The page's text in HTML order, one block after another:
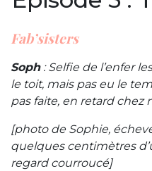
Fab’sisters
Soph: Selfie de l’enfer
le toit, mais pas eu le
pas faite, en retard chez
[photo de Sophie,
quelques centimètres
regard courroucé]